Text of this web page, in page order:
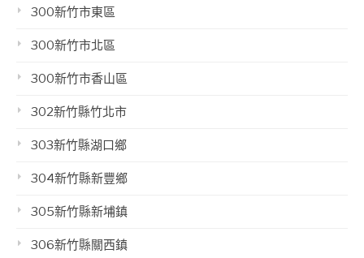
300新竹市東區
300新竹市北區
300新竹市香山區
302新竹縣竹北市
303新竹縣湖口鄉
304新竹縣新豐鄉
305新竹縣新埔鎮
306新竹縣關西鎮